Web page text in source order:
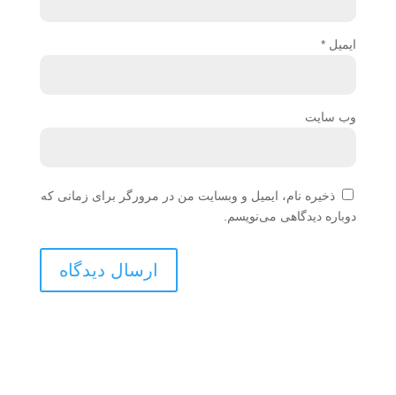
ایمیل *
وب‌ سایت
ذخیره نام، ایمیل و وبسایت من در مرورگر برای زمانی که
دوباره دیدگاهی می‌نویسم.